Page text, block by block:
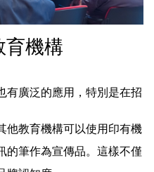
育機構
有廣泛的應用，特別是在招
他教育機構可以使用印有機
的筆作為宣傳品。這樣不僅